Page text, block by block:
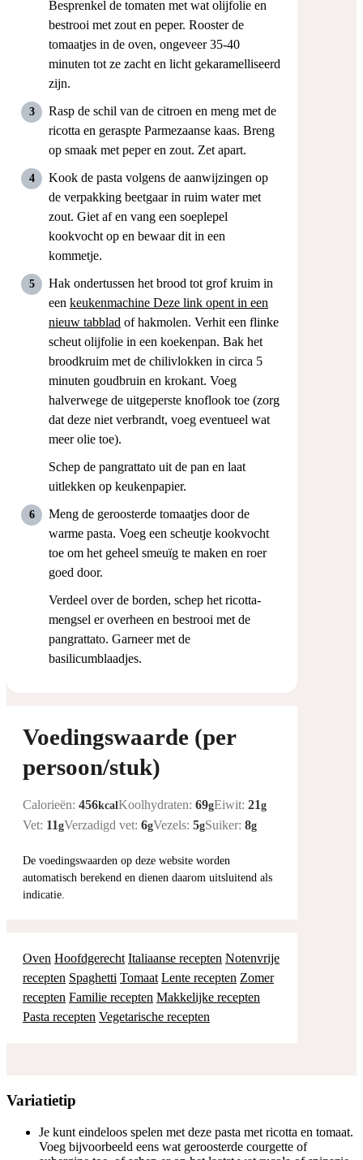
Besprenkel de tomaten met wat olijfolie en
bestrooi met zout en peper. Rooster de
tomaatjes in de oven, ongeveer 35-40
minuten tot ze zacht en licht gekaramelliseerd
zijn.
Rasp de schil van de citroen en meng met de
ricotta en geraspte Parmezaanse kaas. Breng
op smaak met peper en zout. Zet apart.
Kook de pasta volgens de aanwijzingen op
de verpakking beetgaar in ruim water met
zout. Giet af en vang een soeplepel
kookvocht op en bewaar dit in een
kommetje.
Hak ondertussen het brood tot grof kruim in
een keukenmachine Deze link opent in een
nieuw tabblad of hakmolen. Verhit een flinke
scheut olijfolie in een koekenpan. Bak het
broodkruim met de chilivlokken in circa 5
minuten goudbruin en krokant. Voeg
halverwege de uitgeperste knoflook toe (zorg
dat deze niet verbrandt, voeg eventueel wat
meer olie toe).
Schep de pangrattato uit de pan en laat
uitlekken op keukenpapier.
Meng de geroosterde tomaatjes door de
warme pasta. Voeg een scheutje kookvocht
toe om het geheel smeuïg te maken en roer
goed door.
Verdeel over de borden, schep het ricotta-
mengsel er overheen en bestrooi met de
pangrattato. Garneer met de
basilicumblaadjes.
Voedingswaarde (per
persoon/stuk)
Calorieën: 456kcalKoolhydraten: 69gEiwit: 21g
Vet: 11gVerzadigd vet: 6gVezels: 5gSuiker: 8g
De voedingswaarden op deze website worden
automatisch berekend en dienen daarom uitsluitend als
indicatie.
Oven Hoofdgerecht Italiaanse recepten Notenvrije
recepten Spaghetti Tomaat Lente recepten Zomer
recepten Familie recepten Makkelijke recepten
Pasta recepten Vegetarische recepten
Variatietip
Je kunt eindeloos spelen met deze pasta met ricotta en tomaat.
Voeg bijvoorbeeld eens wat geroosterde courgette of